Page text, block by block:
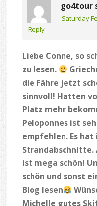
go4tour
Saturday
Reply
Liebe Conne, so
zu lesen.
die Fähre jetzt
sinnvoll! Hatten
Platz mehr
Peloponnes ist
empfehlen. Es
Strandabschnitte.
ist mega schön!
schön und sonst
Blog lesen
Michelle gutes